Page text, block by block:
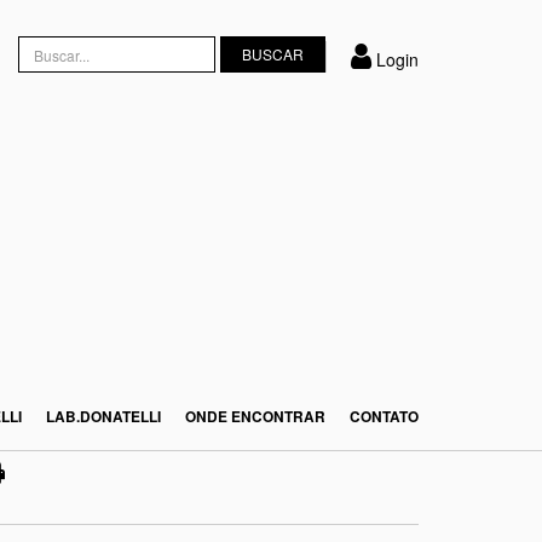
Login
LAB.DONATELLI ONDE ENCONTRAR CONTATO